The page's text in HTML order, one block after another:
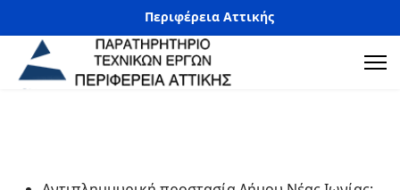
Περιφέρεια Αττικής